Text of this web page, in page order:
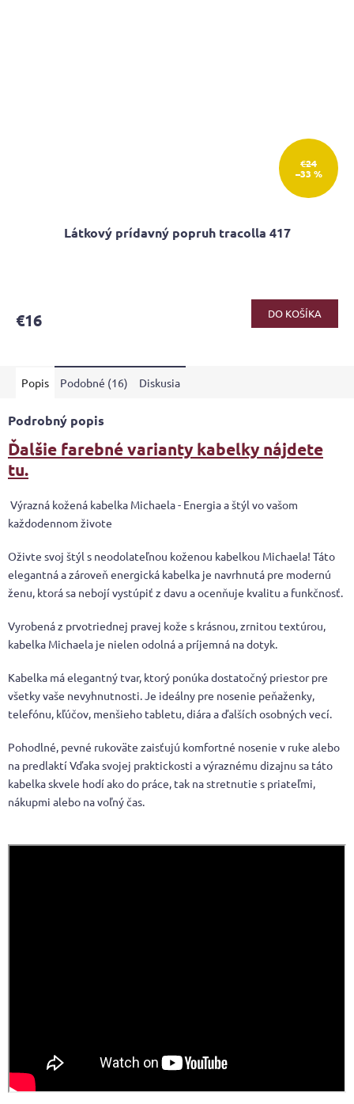
€24
–33 %
Látkový prídavný popruh tracolla 417
€16 DO KOŠÍKA
Popis Podobné (16) Diskusia
Podrobný popis
Ďalšie farebné varianty kabelky nájdete
tu.
Výrazná kožená kabelka Michaela - Energia a štýl vo vašom
každodennom živote
Oživte svoj štýl s neodolateľnou koženou kabelkou Michaela! Táto
elegantná a zároveň energická kabelka je navrhnutá pre modernú
ženu, ktorá sa nebojí vystúpiť z davu a ocenňuje kvalitu a funkčnosť.
Vyrobená z prvotriednej pravej kože s krásnou, zrnitou textúrou,
kabelka Michaela je nielen odolná a príjemná na dotyk.
Kabelka má elegantný tvar, ktorý ponúka dostatočný priestor pre
všetky vaše nevyhnutnosti. Je ideálny pre nosenie peňaženky,
telefónu, kľúčov, menšieho tabletu, diára a ďalších osobných vecí.
Pohodlné, pevné rukoväte zaisťujú komfortné nosenie v ruke alebo
na predlaktí Vďaka svojej praktickosti a výraznému dizajnu sa táto
kabelka skvele hodí ako do práce, tak na stretnutie s priateľmi,
nákupmi alebo na voľný čas.